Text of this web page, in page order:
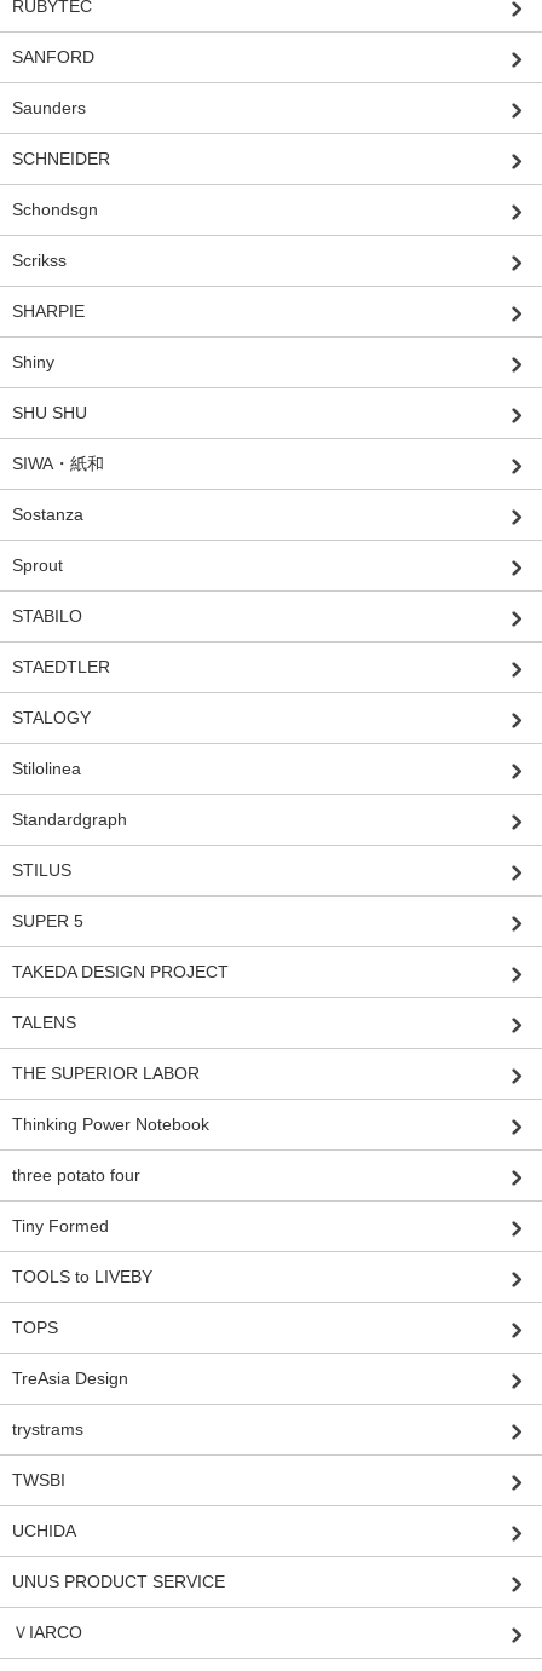
RUBYTEC
SANFORD
Saunders
SCHNEIDER
Schondsgn
Scrikss
SHARPIE
Shiny
SHU SHU
SIWA・紙和
Sostanza
Sprout
STABILO
STAEDTLER
STALOGY
Stilolinea
Standardgraph
STILUS
SUPER 5
TAKEDA DESIGN PROJECT
TALENS
THE SUPERIOR LABOR
Thinking Power Notebook
three potato four
Tiny Formed
TOOLS to LIVEBY
TOPS
TreAsia Design
trystrams
TWSBI
UCHIDA
UNUS PRODUCT SERVICE
ＶIARCO